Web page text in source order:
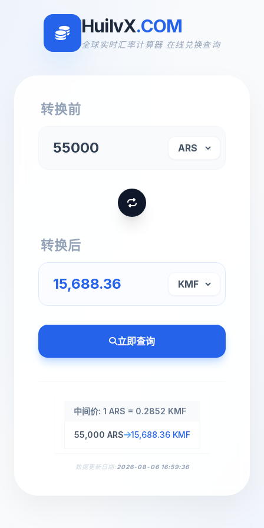
HuilvX.COM
全球实时汇率计算器 在线兑换查询
转换前
转换后
立即查询
中间价: 1 ARS = 0.2852 KMF
55,000 ARS 15,688.36 KMF
数据更新日期:2026-08-06 16:59:36